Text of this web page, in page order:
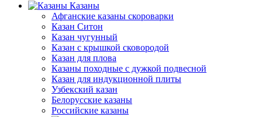
Казаны
Афганские казаны скороварки
Казан Ситон
Казан чугунный
Казан с крышкой сковородой
Казан для плова
Казаны походные с дужкой подвесной
Казан для индукционной плиты
Узбекский казан
Белорусские казаны
Российские казаны